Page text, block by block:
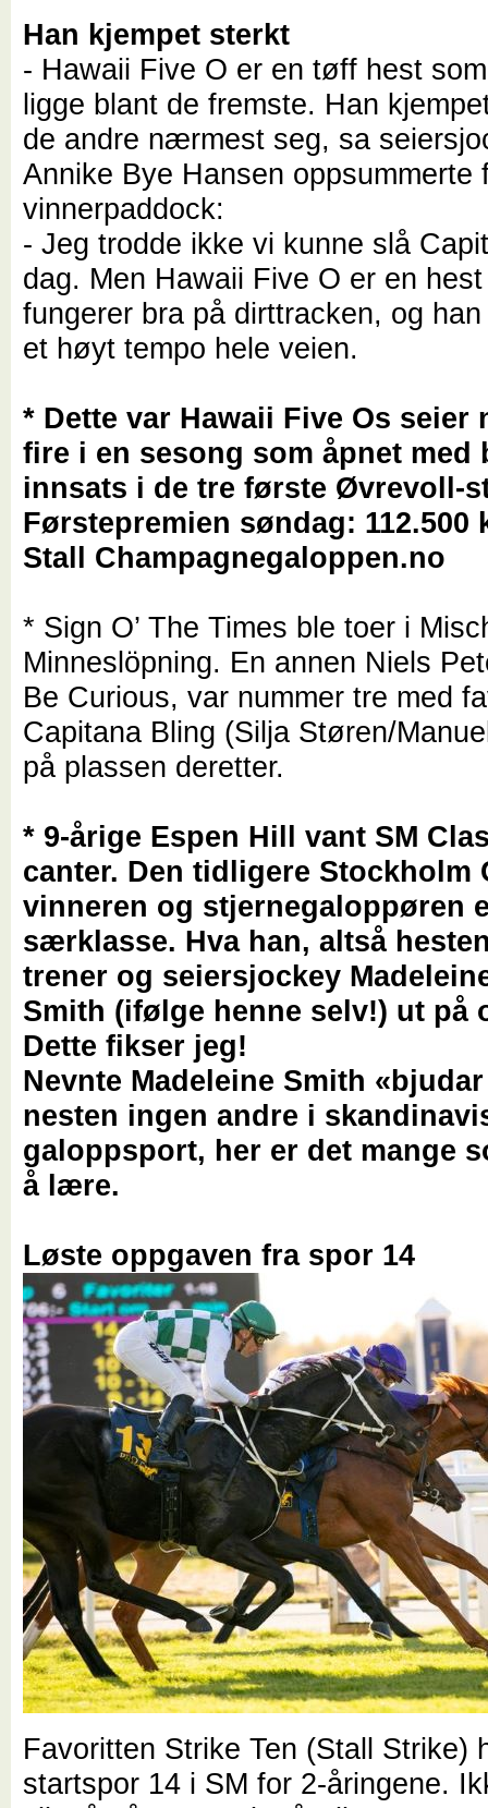
Han kjempet sterkt
- Hawaii Five O er en tøff hest
ligge blant de fremste. Han
de andre nærmest seg, sa
Annike Bye Hansen oppsummerte
vinnerpaddock:
- Jeg trodde ikke vi kunne slå
dag. Men Hawaii Five O er en
fungerer bra på dirttracken, og
et høyt tempo hele veien.
* Dette var Hawaii Five Os seier
fire i en sesong som åpnet med
innsats i de tre første Øvrevoll-
Førstepremien søndag: 112.500
Stall Champagnegaloppen.no
* Sign O’ The Times ble toer i
Minneslöpning. En annen Niels
Be Curious, var nummer tre med
Capitana Bling (Silja Støren/
på plassen deretter.
* 9-årige Espen Hill vant SM
canter. Den tidligere Stockholm
vinneren og stjernegaloppøren
særklasse. Hva han, altså
trener og seiersjockey
Smith (ifølge henne selv!) ut på
Dette fikser jeg!
Nevnte Madeleine Smith
nesten ingen andre i
galoppsport, her er det mange
å lære.
Løste oppgaven fra spor 14
Favoritten Strike Ten (Stall Strike)
startspor 14 i SM for 2-åringene.